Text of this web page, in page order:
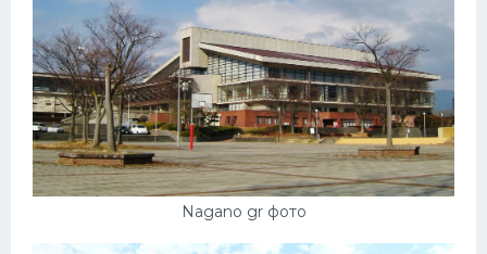
Nagano gr фото